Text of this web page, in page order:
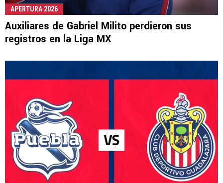
APERTURA 2026
Auxiliares de Gabriel Milito perdieron sus
registros en la Liga MX